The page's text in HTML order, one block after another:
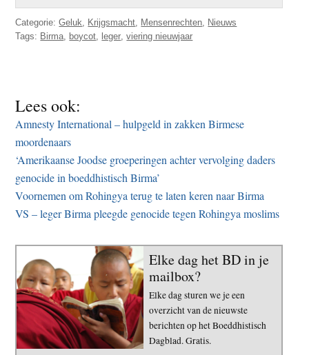
Categorie:Geluk, Krijgsmacht, Mensenrechten, Nieuws
Tags: Birma, boycot, leger,viering nieuwjaar
Lees ook:
Amnesty International – hulpgeld in zakken Birmese
moordenaars
‘Amerikaanse Joodse groeperingen achter vervolging daders
genocide in boeddhistisch Birma’
Voornemen om Rohingya terug te laten keren naar Birma
VS – leger Birma pleegde genocide tegen Rohingya moslims
Elke dag het BD in je
mailbox?
Elke dag sturen we je een
overzicht van de nieuwste
berichten op het Boeddhistisch
Dagblad. Gratis.